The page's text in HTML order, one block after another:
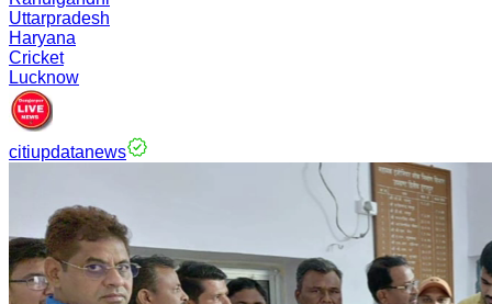
Uttarpradesh
Haryana
Cricket
Lucknow
citiupdatanews